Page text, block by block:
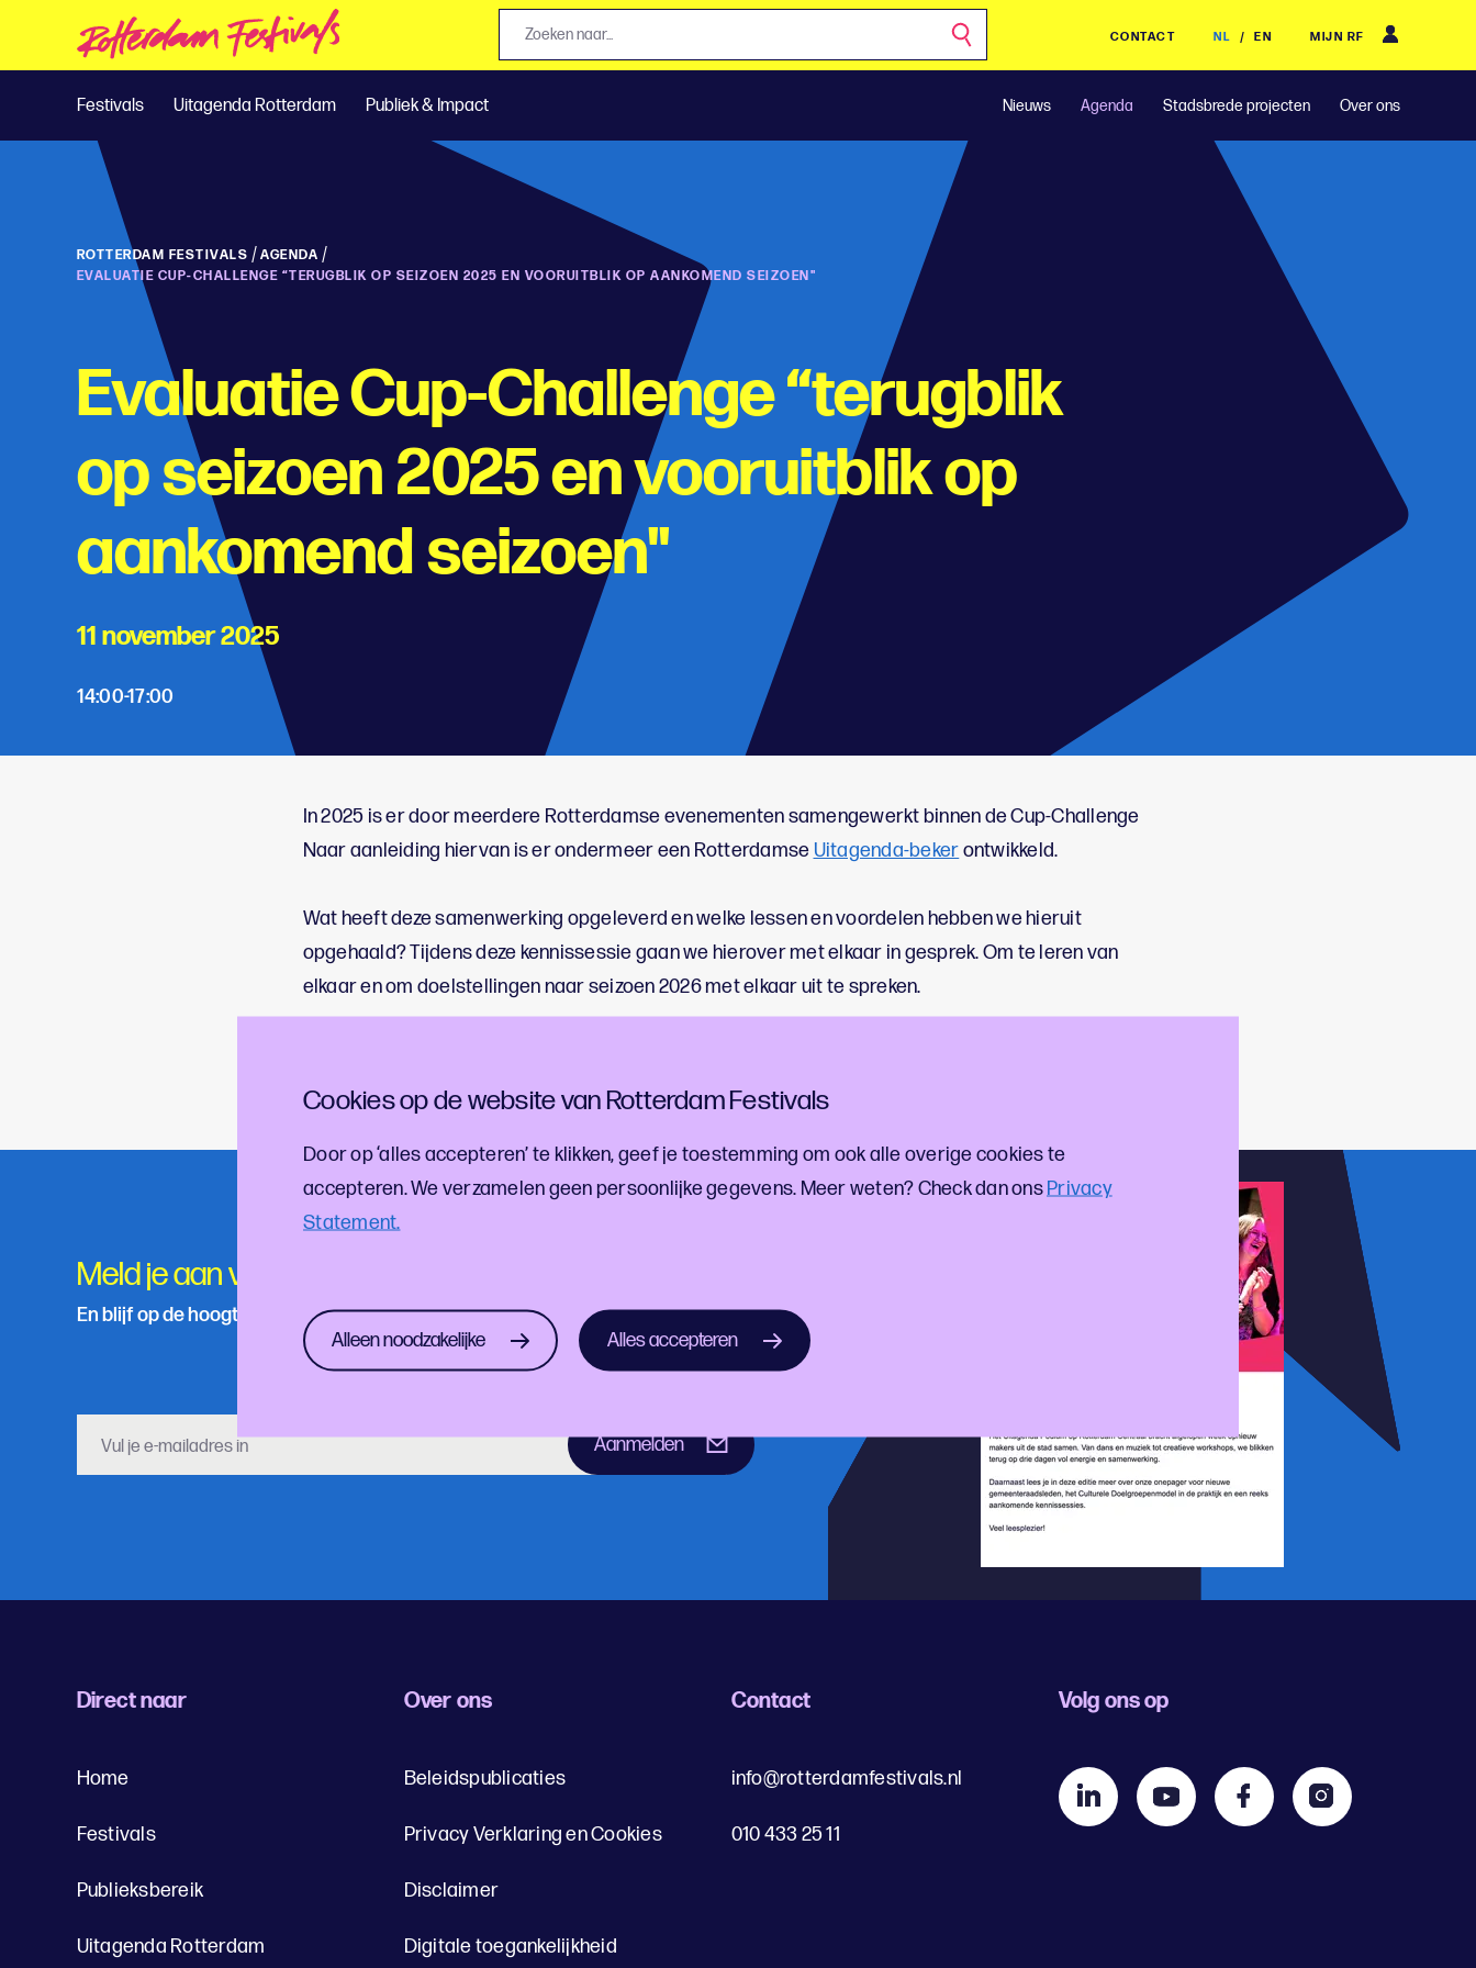
Cookies op de website van Rotterdam Festivals
Door op ‘alles accepteren’ te klikken, geef je toestemming om ook alle overige cookies te
accepteren. We verzamelen geen persoonlijke gegevens. Meer weten? Check dan onsPrivacy
Statement.
Alleen noodzakelijke Alles accepteren
CONTACT NL / EN MIJN RF
Festivals Uitagenda Rotterdam Publiek & Impact Nieuws Agenda Stadsbrede projecten Over ons
ROTTERDAM FESTIVALS / AGENDA /
EVALUATIE CUP-CHALLENGE “TERUGBLIK OP SEIZOEN 2025 EN VOORUITBLIK OP AANKOMEND SEIZOEN"
Evaluatie Cup-Challenge “terugblik
op seizoen 2025 en vooruitblik op
aankomend seizoen"
11 november 2025
14:00-17:00
In 2025 is er door meerdere Rotterdamse evenementen samengewerkt binnen de Cup-Challenge
Naar aanleiding hiervan is er ondermeer een Rotterdamse Uitagenda-bekerontwikkeld.
Wat heeft deze samenwerking opgeleverd en welke lessen en voordelen hebben we hieruit
opgehaald? Tijdens deze kennissessie gaan we hierover met elkaar in gesprek. Om te leren van
elkaar en om doelstellingen naar seizoen 2026 met elkaar uit te spreken.
deze link
, zodat we je op de hoogte houden van de locatie en inhoud van de bijeenkomst.
Meld je aan voor onze nieuwsbrief!
En blijf op de hoogte van de laatste cultuur- en festivalontwikkelingen
Aanmelden
Direct naar
Home
Festivals
Publieksbereik
Uitagenda Rotterdam
Over ons
Beleidspublicaties
Privacy Verklaring en Cookies
Disclaimer
Digitale toegankelijkheid
Contact
info@rotterdamfestivals.nl
010 433 25 11
Volg ons op